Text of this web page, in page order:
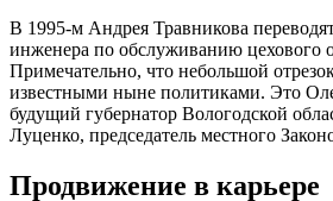
В 1995-м Андрея Травникова
инженера по обслуживанию цехового
Примечательно, что небольшой
известными ныне политиками. Это
будущий губернатор Вологодской
Луценко, председатель местного
Продвижение в карьере